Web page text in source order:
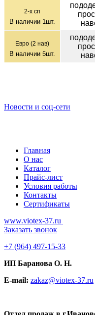
2-х сп
В наличии 1шт.
Евро (2 нав)
В наличии 5шт.
Новости и соц-сети
Главная
О нас
Каталог
Прайс-лист
Условия работы
Контакты
Сертификаты
www.viotex-37.ru
Заказать звонок
+7 (964) 497-15-33
ИП Баранова О. Н.
E-mail: zakaz@viotex-37.ru